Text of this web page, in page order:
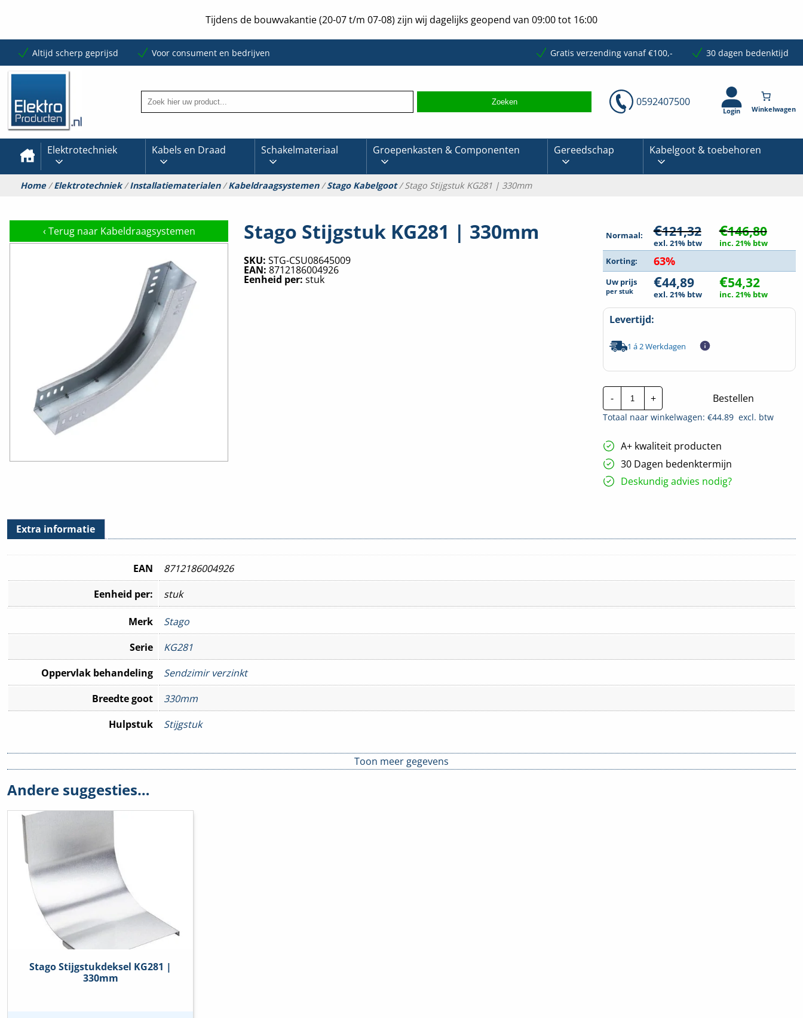
Tijdens de bouwvakantie (20-07 t/m 07-08) zijn wij dagelijks geopend van 09:00 tot 16:00
Altijd scherp geprijsd Voor consument en bedrijven Gratis verzending vanaf €100,- 30 dagen bedenktijd
0592407500
Login
Elektrotechniek Kabels en Draad Schakelmateriaal Groepenkasten & Componenten Gereedschap Kabelgoot & toebehoren
Home/Elektrotechniek/Installatiematerialen/Kabeldraagsystemen/Stago Kabelgoot/ Stago Stijgstuk KG281 | 330mm
‹ Terug naar Kabeldraagsystemen Stago Stijgstuk KG281 | 330mm
SKU: STG-CSU08645009
EAN: 8712186004926
Eenheid per: stuk
Normaal: €121,32
exl. 21% btw
€146,80
inc. 21% btw
Korting:
63%
Uw prijs
per stuk €44,89
exl. 21% btw
€54,32
inc. 21% btw
Levertijd:
1 á 2 Werkdagen
-
Stago
Stijgstuk
KG281
|
hoeveelheid
+ Bestellen
Totaal naar winkelwagen: €44.89excl. btw
A+ kwaliteit producten
30 Dagen bedenktermijn
Deskundig advies nodig?
Extra informatie
EAN
8712186004926
Eenheid per:
stuk
Merk
Stago
Serie
KG281
Oppervlak behandeling
Sendzimir verzinkt
Breedte goot
330mm
Hulpstuk
Stijgstuk
Toon meer gegevens
Andere suggesties…
Stago Stijgstukdeksel KG281 |
330mm